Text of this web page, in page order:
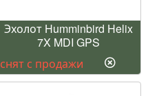
Эхолот Humminbird Helix
7X MDI GPS
снят с продажи